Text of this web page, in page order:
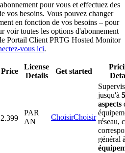
pour vous et effectuez des
vos besoins. Vous pouvez changer
en fonction de vos besoins – pour
voir toutes les options d'abonnement
Portail Client PRTG Hosted Monitor
vous ici.
Price
License
Details
Get started
2.399
PAR
AN
ChoisirChoisir
jusqu'à
aspects
réseau,
général